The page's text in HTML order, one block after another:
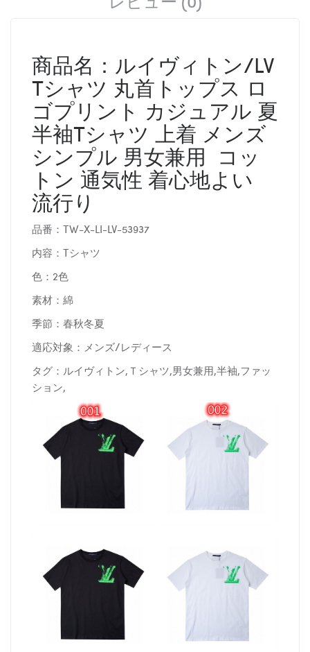
商品名：ルイヴィトン/LV
Tシャツ 丸首トップス ロ
ゴプリント カジュアル 夏
半袖Tシャツ 上着 メンズ
シンプル 男女兼用 コッ
トン 通気性 着心地よい
流行り
品番：TW-X-LI-LV-53937
内容：Tシャツ
色：2色
素材：綿
季節：春秋冬夏
適応対象：メンズ/レディース
タグ：ルイヴィトン,Ｔシャツ,男女兼用,半袖,ファッ
ション,